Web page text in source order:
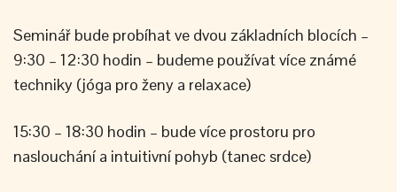
Seminář bude probíhat ve dvou základních blocích –
9:30 – 12:30 hodin – budeme používat více známé
techniky (jóga pro ženy a relaxace)
15:30 – 18:30 hodin – bude více prostoru pro
naslouchání a intuitivní pohyb (tanec srdce)